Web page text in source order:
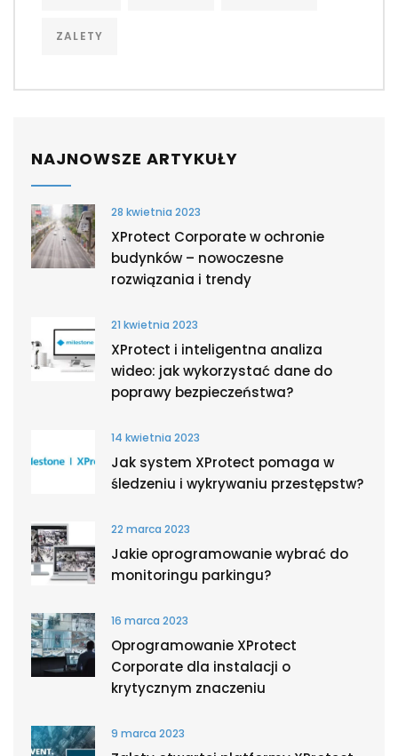
ZALETY
NAJNOWSZE ARTYKUŁY
28 kwietnia 2023
XProtect Corporate w ochronie
budynków – nowoczesne
rozwiązania i trendy
21 kwietnia 2023
XProtect i inteligentna analiza
wideo: jak wykorzystać dane do
poprawy bezpieczeństwa?
14 kwietnia 2023
Jak system XProtect pomaga w
śledzeniu i wykrywaniu przestępstw?
22 marca 2023
Jakie oprogramowanie wybrać do
monitoringu parkingu?
16 marca 2023
Oprogramowanie XProtect
Corporate dla instalacji o
krytycznym znaczeniu
9 marca 2023